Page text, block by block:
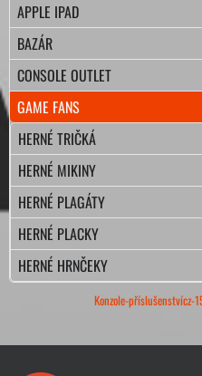
APPLE IPAD
BAZÁR
CONSOLE OUTLET
GAME FANS
HERNÉ TRIČKÁ
HERNÉ MIKINY
HERNÉ PLAGÁTY
HERNÉ PLACKY
HERNÉ HRNČEKY
Konzole-